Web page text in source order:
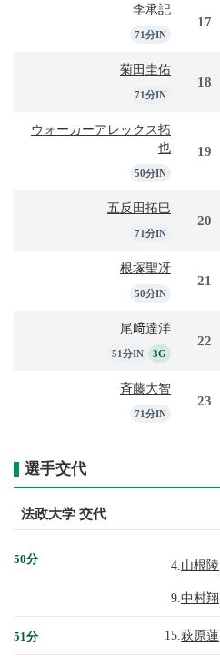
李承記
71分IN
17
菊田圭佑
71分IN
18
ウォーカーアレックス拓
也
50分IN
19
五反田拓巳
71分IN
20
根塚聖冴
50分IN
21
尾﨑達洋
51分IN 3G
22
斉藤大智
71分IN
23
選手交代
法政大学 交代
50分 4.山根陵
9. 中村翔
51分 15. 萩原蓮